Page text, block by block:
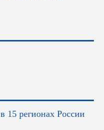
15 регионах России